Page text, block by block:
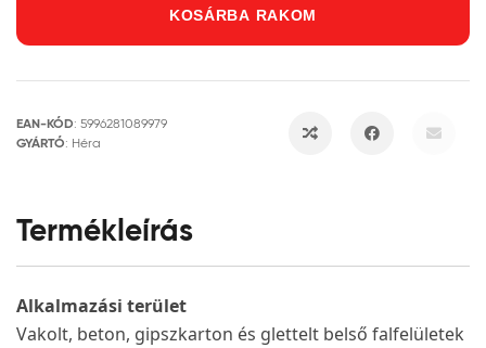
KOSÁRBA RAKOM
EAN-KÓD: 5996281089979
GYÁRTÓ: Héra
Termékleírás
Alkalmazási terület
Vakolt, beton, gipszkarton és glettelt belső falfelületek